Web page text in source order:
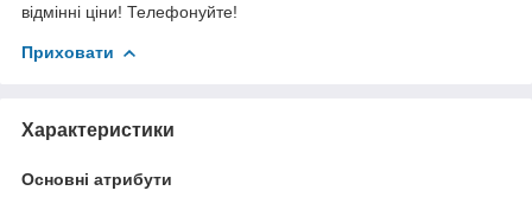
відмінні ціни! Телефонуйте!
Приховати
Характеристики
Основні атрибути